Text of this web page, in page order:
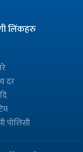
लिंकहरु
दर
पोलिसी